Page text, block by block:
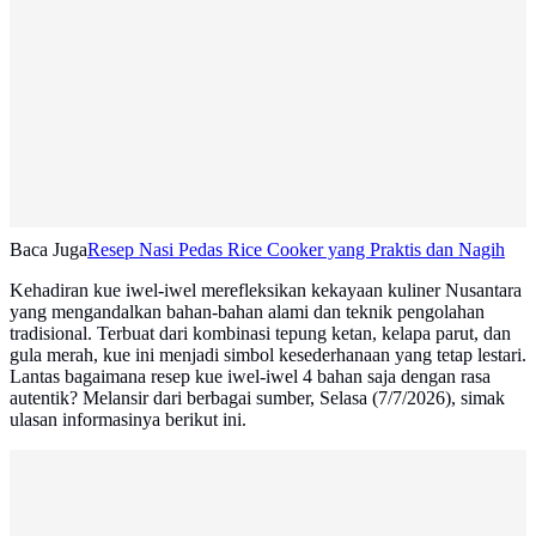
Baca JugaResep Nasi Pedas Rice Cooker yang Praktis dan Nagih
Kehadiran kue iwel-iwel merefleksikan kekayaan kuliner Nusantara
yang mengandalkan bahan-bahan alami dan teknik pengolahan
tradisional. Terbuat dari kombinasi tepung ketan, kelapa parut, dan
gula merah, kue ini menjadi simbol kesederhanaan yang tetap lestari.
Lantas bagaimana resep kue iwel-iwel 4 bahan saja dengan rasa
autentik? Melansir dari berbagai sumber, Selasa (7/7/2026), simak
ulasan informasinya berikut ini.